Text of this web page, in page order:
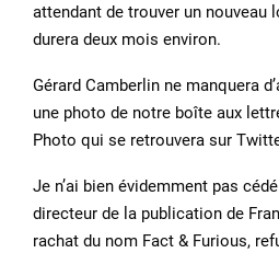
attendant de trouver un nouveau
durera deux mois environ.
Gérard Camberlin ne manquera
une photo de notre boîte aux
Photo qui se retrouvera sur
Je n’ai bien évidemment pas
directeur de la publication de
rachat du nom Fact & Furious,